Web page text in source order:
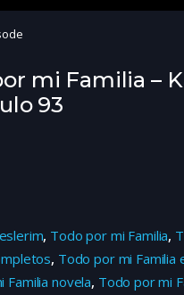
mi Familia –
93
, Todo por mi Familia,
, Todo por mi Familia
Familia novela, Todo por mi